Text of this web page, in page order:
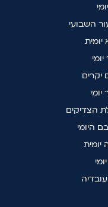
השבועי
יומית
יקרים
יומי
הצדיקים
היומי
יומית